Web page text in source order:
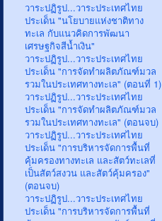
วาระปฏิรูป...วาระประเทศไทย
ประเด็น "นโยบายแห่งชาติทาง
ทะเล กับแนวคิดการพัฒนา
เศรษฐกิจสีน้ำเงิน"
วาระปฏิรูป...วาระประเทศไทย
ประเด็น "การจัดทำผลิตภัณฑ์มวล
รวมในประเทศทางทะเล" (ตอนที่ 1)
วาระปฏิรูป...วาระประเทศไทย
ประเด็น "การจัดทำผลิตภัณฑ์มวล
รวมในประเทศทางทะเล" (ตอนจบ)
วาระปฏิรูป...วาระประเทศไทย
ประเด็น "การบริหารจัดการพื้นที่
คุ้มครองทางทะเล และสัตว์ทะเลที่
เป็นสัตว์สงวน และสัตว์คุ้มครอง"
(ตอนจบ)
วาระปฏิรูป...วาระประเทศไทย
ประเด็น "การบริหารจัดการพื้นที่